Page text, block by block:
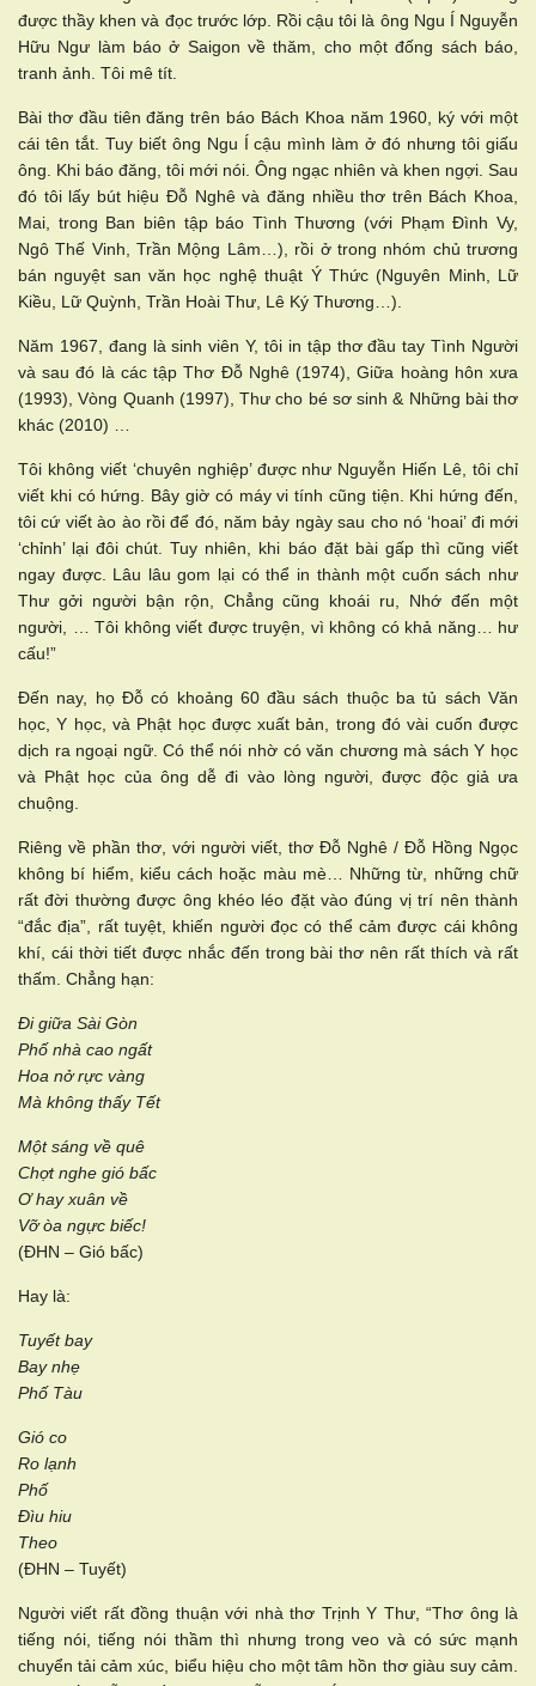
được thầy khen và đọc trước lớp. Rồi cậu tôi là ông Ngu Í Nguyễn
Hữu Ngư làm báo ở Saigon về thăm, cho một đống sách báo,
tranh ảnh. Tôi mê tít.
Bài thơ đầu tiên đăng trên báo Bách Khoa năm 1960, ký với một
cái tên tắt. Tuy biết ông Ngu Í cậu mình làm ở đó nhưng tôi giấu
ông. Khi báo đăng, tôi mới nói. Ông ngạc nhiên và khen ngợi. Sau
đó tôi lấy bút hiệu Đỗ Nghê và đăng nhiều thơ trên Bách Khoa,
Mai, trong Ban biên tập báo Tình Thương (với Phạm Đình Vy,
Ngô Thế Vinh, Trần Mộng Lâm…), rồi ở trong nhóm chủ trương
bán nguyệt san văn học nghệ thuật Ý Thức (Nguyên Minh, Lữ
Kiều, Lữ Quỳnh, Trần Hoài Thư, Lê Ký Thương…).
Năm 1967, đang là sinh viên Y, tôi in tập thơ đầu tay Tình Người
và sau đó là các tập Thơ Đỗ Nghê (1974), Giữa hoàng hôn xưa
(1993), Vòng Quanh (1997), Thư cho bé sơ sinh & Những bài thơ
khác (2010) …
Tôi không viết ‘chuyên nghiệp’ được như Nguyễn Hiến Lê, tôi chỉ
viết khi có hứng. Bây giờ có máy vi tính cũng tiện. Khi hứng đến,
tôi cứ viết ào ào rồi để đó, năm bảy ngày sau cho nó ‘hoai’ đi mới
‘chỉnh’ lại đôi chút. Tuy nhiên, khi báo đặt bài gấp thì cũng viết
ngay được. Lâu lâu gom lại có thể in thành một cuốn sách như
Thư gởi người bận rộn, Chẳng cũng khoái ru, Nhớ đến một
người, … Tôi không viết được truyện, vì không có khả năng… hư
cấu!”
Đến nay, họ Đỗ có khoảng 60 đầu sách thuộc ba tủ sách Văn
học, Y học, và Phật học được xuất bản, trong đó vài cuốn được
dịch ra ngoại ngữ. Có thể nói nhờ có văn chương mà sách Y học
và Phật học của ông dễ đi vào lòng người, được độc giả ưa
chuộng.
Riêng về phần thơ, với người viết, thơ Đỗ Nghê / Đỗ Hồng Ngọc
không bí hiểm, kiểu cách hoặc màu mè… Những từ, những chữ
rất đời thường được ông khéo léo đặt vào đúng vị trí nên thành
“đắc địa”, rất tuyệt, khiến người đọc có thể cảm được cái không
khí, cái thời tiết được nhắc đến trong bài thơ nên rất thích và rất
thấm. Chẳng hạn:
Đi giữa Sài Gòn
Phố nhà cao ngất
Hoa nở rực vàng
Mà không thấy Tết
Một sáng về quê
Chợt nghe gió bấc
Ơ hay xuân về
Vỡ òa ngực biếc!
(ĐHN – Gió bấc)
Hay là:
Tuyết bay
Bay nhẹ
Phố Tàu
Gió co
Ro lạnh
Phố
Đìu hiu
Theo
(ĐHN – Tuyết)
Người viết rất đồng thuận với nhà thơ Trịnh Y Thư, “Thơ ông là
tiếng nói, tiếng nói thầm thì nhưng trong veo và có sức mạnh
chuyển tải cảm xúc, biểu hiệu cho một tâm hồn thơ giàu suy cảm.